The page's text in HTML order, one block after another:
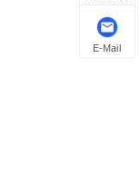
E-Mail